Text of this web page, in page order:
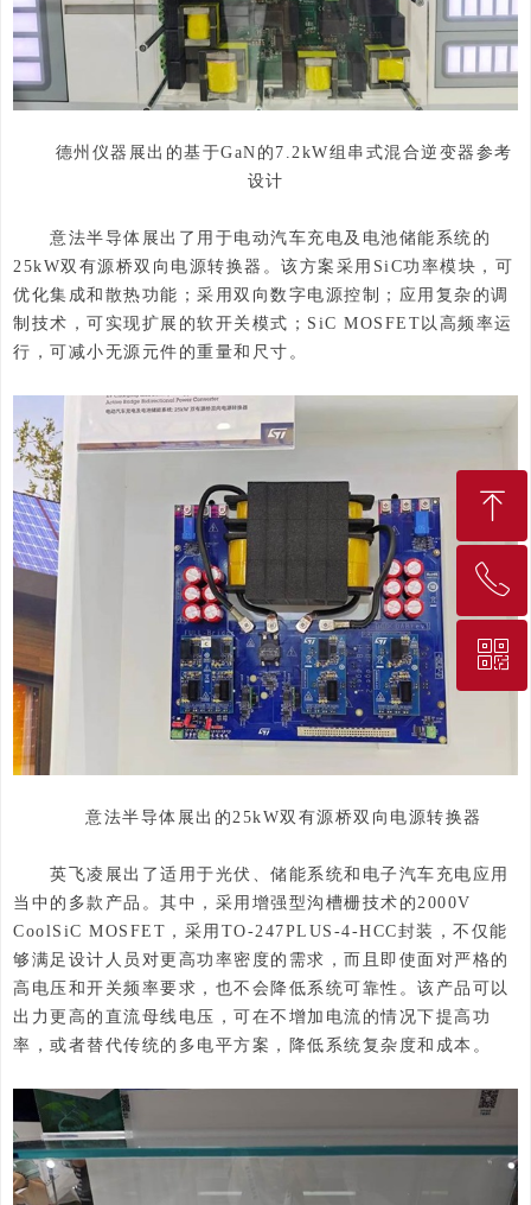
德州仪器展出的基于GaN的7.2kW组串式混合逆变器参考
设计
意法半导体展出了用于电动汽车充电及电池储能系统的
25kW双有源桥双向电源转换器。该方案采用SiC功率模块，可
优化集成和散热功能；采用双向数字电源控制；应用复杂的调
制技术，可实现扩展的软开关模式；SiC MOSFET以高频率运
行，可减小无源元件的重量和尺寸。
意法半导体展出的25kW双有源桥双向电源转换器
英飞凌展出了适用于光伏、储能系统和电子汽车充电应用
当中的多款产品。其中，采用增强型沟槽栅技术的2000V
CoolSiC MOSFET，采用TO-247PLUS-4-HCC封装，不仅能
够满足设计人员对更高功率密度的需求，而且即使面对严格的
高电压和开关频率要求，也不会降低系统可靠性。该产品可以
出力更高的直流母线电压，可在不增加电流的情况下提高功
率，或者替代传统的多电平方案，降低系统复杂度和成本。
ꁸ
回到顶部
ꂅ
010-68207275
ꀥ